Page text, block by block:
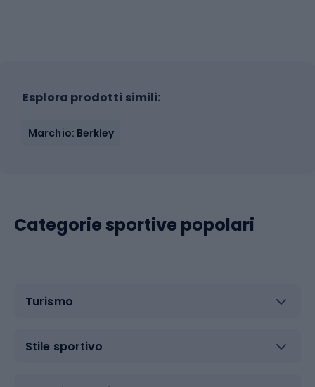
Esplora prodotti simili:
Marchio: Berkley
Categorie sportive popolari
Turismo
Stile sportivo